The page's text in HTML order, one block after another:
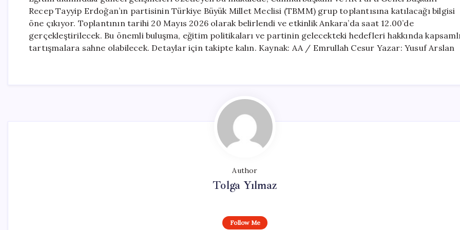
Recep Tayyip Erdoğan’ın partisinin Türkiye Büyük Millet Meclisi (TBMM) grup toplantısına katılacağı bilgisi
öne çıkıyor. Toplantının tarihi 20 Mayıs 2026 olarak belirlendi ve etkinlik Ankara’da saat 12.00’de
gerçekleştirilecek. Bu önemli buluşma, eğitim politikaları ve partinin gelecekteki hedefleri hakkında
tartışmalara sahne olabilecek. Detaylar için takipte kalın. Kaynak: AA / Emrullah Cesur Yazar: Yusuf Arslan
Author
Tolga Yılmaz
Follow Me